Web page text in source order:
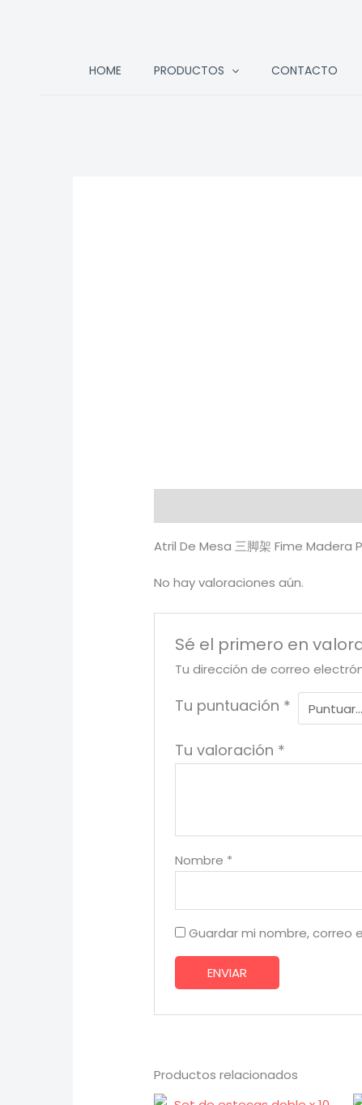
HOME PRODUCTOS CONTACTO
Atril De Mesa 三脚架 Fime Madera
No hay valoraciones aún.
Sé el primero en
Tu dirección de correo
Tu puntuación *
Tu valoración *
Nombre *
Guardar mi nombre, correo
Productos relacionados